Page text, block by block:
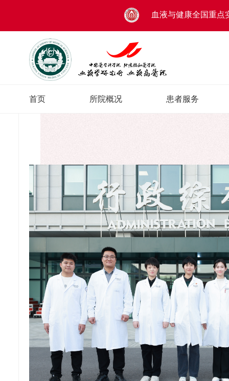
血液与健康全国重点
首页 所院概况 患者服务